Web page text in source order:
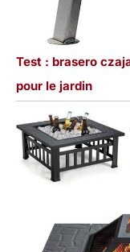
Test : brasero
pour le jardin